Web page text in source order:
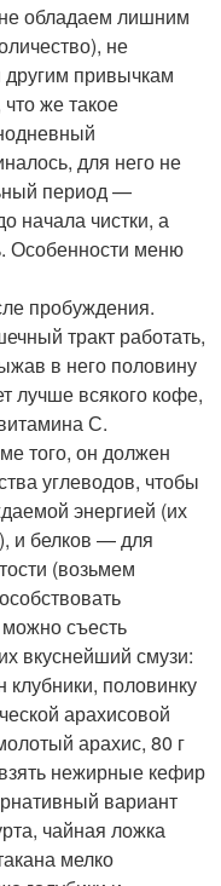
обладаем лишним
не
привычкам
же такое
для него не
период —
начала чистки, а
Особенности меню
пробуждения.
тракт работать,
в него половину
лучше всякого кофе,
С.
того, он должен
углеводов, чтобы
энергией (их
и белков — для
(возьмем
съесть
вкуснейший смузи:
половинку
арахисовой
арахис, 80 г
нежирные кефир
вариант
чайная ложка
мелко